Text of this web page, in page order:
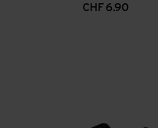
CHF 6.90